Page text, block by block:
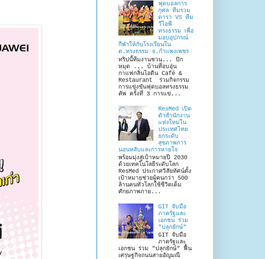
ฟุตบอลการ
กุศล ทีมรวม
ดารา VS ทีม
วีไอพี
ทรงธรรม เพื่อ
มอบอุปกรณ์
กีฬาให้กับโรงเรียนใน
ต.ทรงธรรม จ.กำแพงเพชร
ทริปนี้ทีมงานชวน... ปัก
หมุด ... บ้านที่อบอุ่น
กาแฟกลิ่นไอดิน Café &
Restaurant ร่วมกิจกรรม
การแข่งขันฟุตบอลทรงธรรม
คัพ ครั้งที่ 3 การแข่...
ResMed เปิด
ตัวสำนักงาน
แห่งใหม่ใน
ประเทศไทย
ยกระดับ
สุขภาพการ
นอนหลับและการหายใจ
พร้อมมุ่งสู่เป้าหมายปี 2030
ด้วยเทคโนโลยีระดับโลก
ResMed ประกาศวิสัยทัศน์ตั้ง
เป้าหมายช่วยผู้คนกว่า 500
ล้านคนทั่วโลกใช้ชีวิตเต็ม
ศักยภาพภาย...
GIT จับมือ
ภาครัฐและ
เอกชน ร่วม
"ปลุกยักษ์"
GIT จับมือ
ภาครัฐและ
เอกชน ร่วม "ปลุกยักษ์" ฟื้น
เศรษฐกิจถนนสายอัญมณี